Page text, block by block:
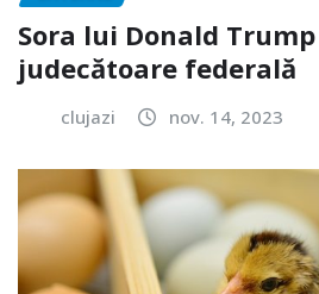
Sora lui Donald
judecătoare federală
clujazi nov. 14, 2023